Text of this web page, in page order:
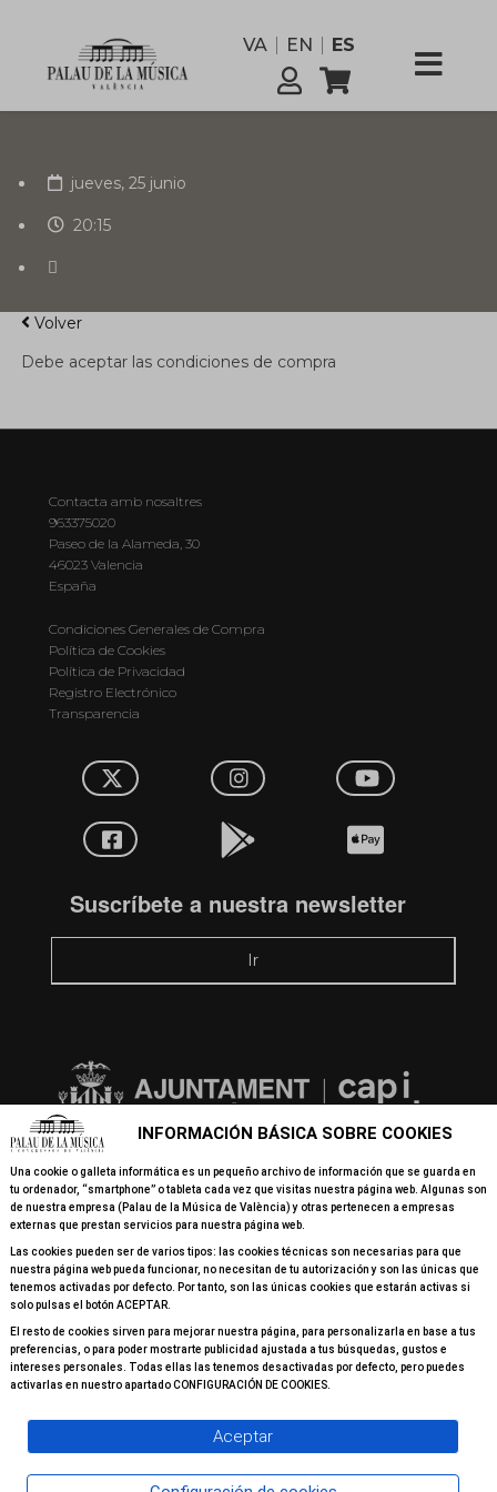
VA EN ESComisión
Servicios
jueves, 25 junio
20:15
Volver
Debe aceptar las condiciones de compra
Contacta amb nosaltres
963375020
Paseo de la Alameda, 30
46023 Valencia
España
Condiciones Generales de Compra
Política de Cookies
Política de Privacidad
Registro Electrónico
Transparencia
Suscríbete a nuestra newsletter
Ir
© 2026 Todos los derechos reservados Palau de la Música
INFORMACIÓN BÁSICA SOBRE COOKIES
Una cookie o galleta informática es un pequeño archivo de información que se guarda en
tu ordenador, “smartphone” o tableta cada vez que visitas nuestra página web. Algunas son
de nuestra empresa (Palau de la Música de València) y otras pertenecen a empresas
externas que prestan servicios para nuestra página web.
Las cookies pueden ser de varios tipos: las cookies técnicas son necesarias para que
nuestra página web pueda funcionar, no necesitan de tu autorización y son las únicas que
tenemos activadas por defecto. Por tanto, son las únicas cookies que estarán activas si
solo pulsas el botón ACEPTAR.
El resto de cookies sirven para mejorar nuestra página, para personalizarla en base a tus
preferencias, o para poder mostrarte publicidad ajustada a tus búsquedas, gustos e
intereses personales. Todas ellas las tenemos desactivadas por defecto, pero puedes
activarlas en nuestro apartado CONFIGURACIÓN DE COOKIES.
Aceptar